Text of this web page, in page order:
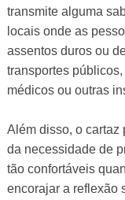
transmite alguma
locais onde as
assentos duros ou
transportes
médicos ou outras
Além disso, o cartaz
da necessidade de
tão confortáveis
encorajar a reflexão